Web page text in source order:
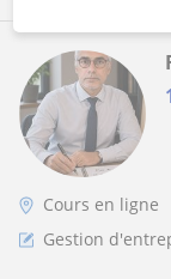
Cours en ligne
Gestion